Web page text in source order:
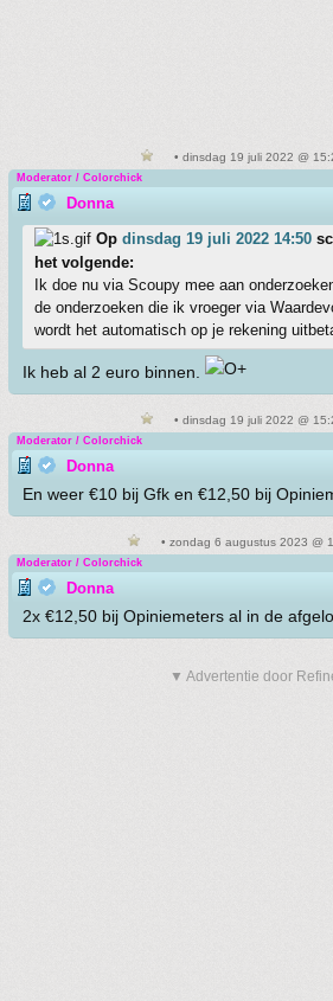
• dinsdag 19 juli 2022 @
Moderator / Colorchick
Donna
Op dinsdag 19 juli 2022 14:50
het volgende:
Ik doe nu via Scoupy mee aan
de onderzoeken die ik vroeger via
wordt het automatisch op je rekening
Ik heb al 2 euro binnen.
• dinsdag 19 juli 2022 @
Moderator / Colorchick
Donna
En weer €10 bij Gfk en €12,50 bij
• zondag 6 augustus 2023 @
Moderator / Colorchick
Donna
2x €12,50 bij Opiniemeters al in de
▼ Advertentie door